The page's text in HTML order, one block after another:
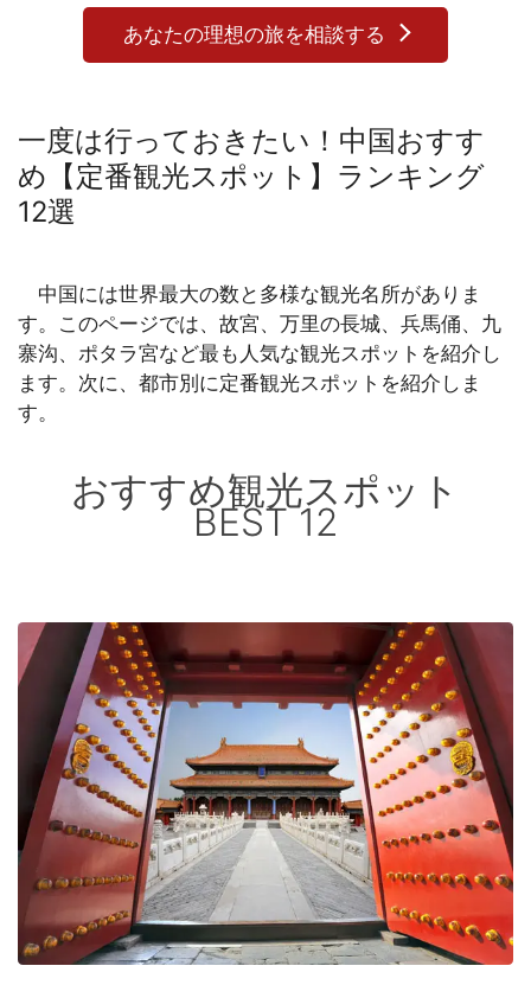
あなたの理想の旅を相談する
一度は行っておきたい！中国おすす
め【定番観光スポット】ランキング
12選
中国には世界最大の数と多様な観光名所がありま
す。このページでは、故宮、万里の長城、兵馬俑、九
寨沟、ポタラ宮など最も人気な観光スポットを紹介し
ます。次に、都市別に定番観光スポットを紹介しま
す。
おすすめ観光スポット
BEST 12